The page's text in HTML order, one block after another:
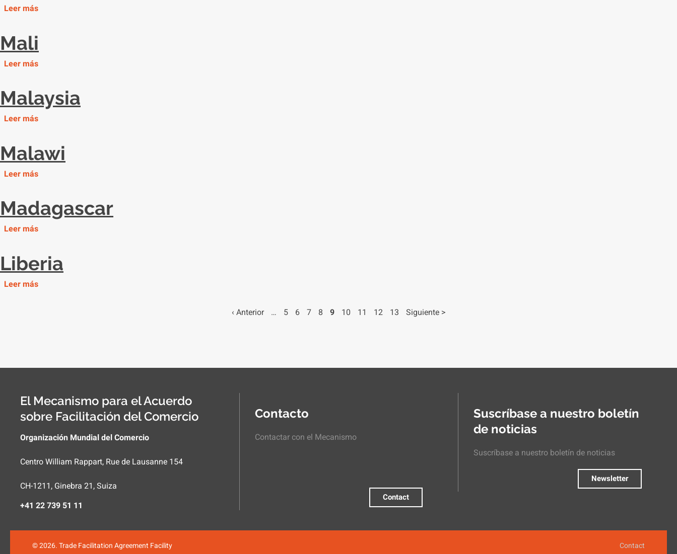
Leer más
Mali
Leer más
Malaysia
Leer más
Malawi
Leer más
Madagascar
Leer más
Liberia
Leer más
Previous
‹ Anterior … Página
5 Página
6 Página
7 Página
8 Página
9 Página
10 Página
11 Página
12 Página
13
Next
Siguiente >
El Mecanismo para el Acuerdo
sobre Facilitación del Comercio
Organización Mundial del Comercio
Centro William Rappart, Rue de Lausanne 154
CH-1211, Ginebra 21, Suiza
+41 22 739 51 11
Contacto
Contactar con el Mecanismo
Contact
Suscríbase a nuestro boletín
de noticias
Suscríbase a nuestro boletín de noticias
Newsletter
© 2026. Trade Facilitation Agreement Facility Contact